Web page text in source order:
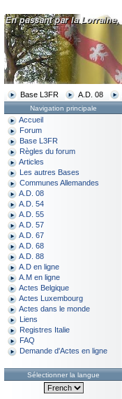
Base L3FR A.D. 08
Navigation principale
Accueil
Forum
Base L3FR
Règles du forum
Articles
Les autres Bases
Communes Allemandes
A.D. 08
A.D. 54
A.D. 55
A.D. 57
A.D. 67
A.D. 68
A.D. 88
A.D en ligne
A.M en ligne
Actes Belgique
Actes Luxembourg
Actes dans le monde
Liens
Registres Italie
FAQ
Demande d'Actes en ligne
Sélectionner la langue